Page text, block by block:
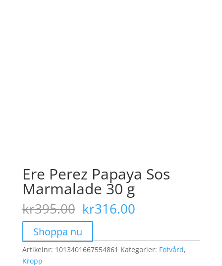
Ere Perez Papaya Sos
Marmalade 30 g
kr395.00 Det
ursprungliga
priset
var:
kr395.00.
kr316.00Det
är:
kr316.00.
Shoppa nu
Artikelnr: 1013401667554861 Kategorier: Fotvård,
Kropp